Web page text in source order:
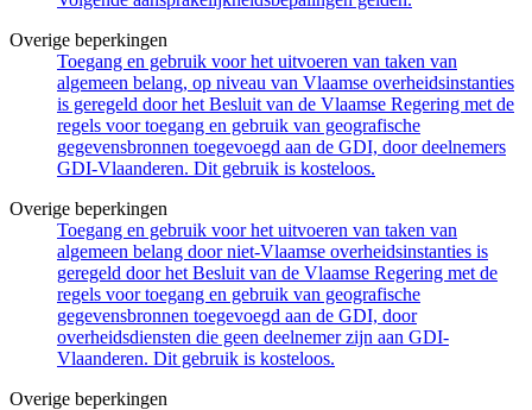
Overige beperkingen
Toegang en gebruik voor het uitvoeren van taken van
algemeen belang, op niveau van Vlaamse overheidsinstanties
is geregeld door het Besluit van de Vlaamse Regering met de
regels voor toegang en gebruik van geografische
gegevensbronnen toegevoegd aan de GDI, door deelnemers
GDI-Vlaanderen. Dit gebruik is kosteloos.
Overige beperkingen
Toegang en gebruik voor het uitvoeren van taken van
algemeen belang door niet-Vlaamse overheidsinstanties is
geregeld door het Besluit van de Vlaamse Regering met de
regels voor toegang en gebruik van geografische
gegevensbronnen toegevoegd aan de GDI, door
overheidsdiensten die geen deelnemer zijn aan GDI-
Vlaanderen. Dit gebruik is kosteloos.
Overige beperkingen